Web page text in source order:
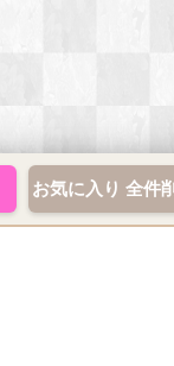
お気に入り 全件